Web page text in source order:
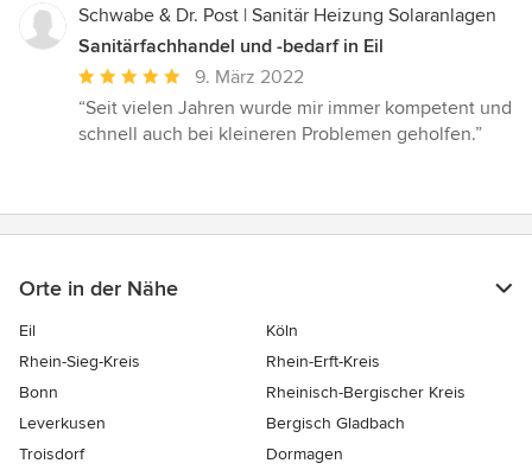
Schwabe & Dr. Post | Sanitär Heizung Solaranlagen
Sanitärfachhandel und -bedarf in Eil
Durchschnittliche
Bewertung:
5
9. März 2022
“Seit vielen Jahren wurde mir immer kompetent und
schnell auch bei kleineren Problemen geholfen.”
Orte in der Nähe
Eil
Köln
Rhein-Sieg-Kreis
Rhein-Erft-Kreis
Bonn
Rheinisch-Bergischer Kreis
Leverkusen
Bergisch Gladbach
Troisdorf
Dormagen